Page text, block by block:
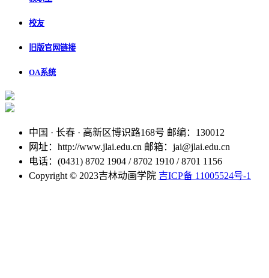
校友
旧版官网链接
OA系统
中国 · 长春 · 高新区博识路168号 邮编：130012
网址：http://www.jlai.edu.cn 邮箱：jai@jlai.edu.cn
电话：(0431) 8702 1904 / 8702 1910 / 8701 1156
Copyright © 2023吉林动画学院 吉ICP备 11005524号-1